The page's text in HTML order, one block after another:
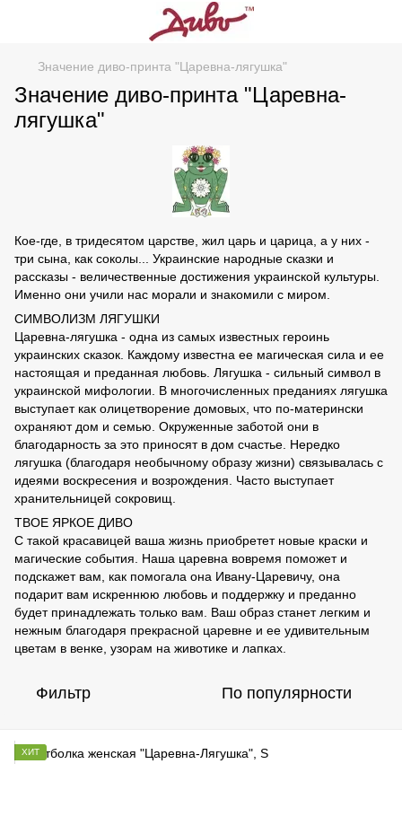
Значение диво-принта "Царевна-лягушка"
Значение диво-принта "Царевна-
лягушка"
Кое-где, в тридесятом царстве, жил царь и царица, а у них -
три сына, как соколы... Украинские народные сказки и
рассказы - величественные достижения украинской культуры.
Именно они учили нас морали и знакомили с миром.
СИМВОЛИЗМ ЛЯГУШКИ
Царевна-лягушка - одна из самых известных героинь
украинских сказок. Каждому известна ее магическая сила и ее
настоящая и преданная любовь. Лягушка - сильный символ в
украинской мифологии. В многочисленных преданиях лягушка
выступает как олицетворение домовых, что по-матерински
охраняют дом и семью. Окруженные заботой они в
благодарность за это приносят в дом счастье. Нередко
лягушка (благодаря необычному образу жизни) связывалась с
идеями воскресения и возрождения. Часто выступает
хранительницей сокровищ.
ТВОЕ ЯРКОЕ ДИВО
С такой красавицей ваша жизнь приобретет новые краски и
магические события. Наша царевна вовремя поможет и
подскажет вам, как помогала она Ивану-Царевичу, она
подарит вам искреннюю любовь и поддержку и преданно
будет принадлежать только вам. Ваш образ станет легким и
нежным благодаря прекрасной царевне и ее удивительным
цветам в венке, узорам на животике и лапках.
Фильтр По популярности
ХИТ